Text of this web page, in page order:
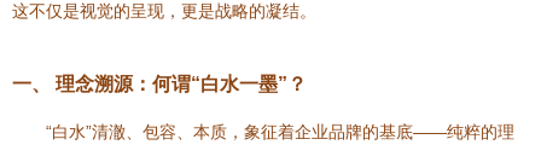
这不仅是视觉的呈现，更是战略的凝结。
一、 理念溯源：何谓“白水一墨”？
“白水”清澈、包容、本质，象征着企业品牌的基底——纯粹的理